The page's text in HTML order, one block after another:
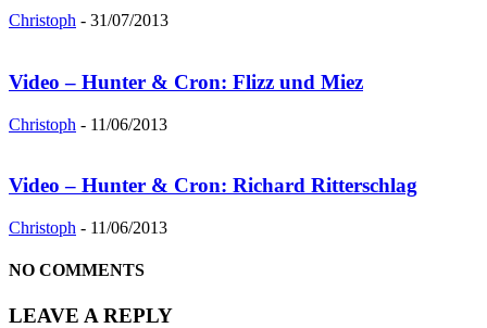
Christoph - 31/07/2013
Video – Hunter & Cron: Flizz und Miez
Christoph - 11/06/2013
Video – Hunter & Cron: Richard Ritterschlag
Christoph - 11/06/2013
NO COMMENTS
LEAVE A REPLY